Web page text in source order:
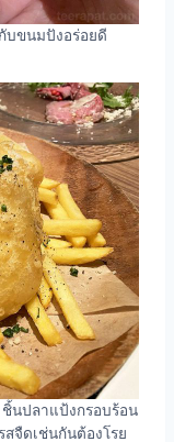
บขนมปังอร่อยดี
ชิ้นปลาแป้งกรอบร้อน
จืดเช่นกันต้องโรย